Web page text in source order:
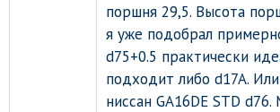
поршня 29,5. Высота
я уже подобрал
d75+0.5 практически
подходит либо d17A.
ниссан GA16DE STD